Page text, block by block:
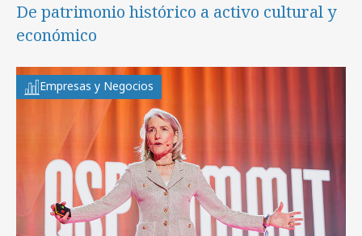
De patrimonio histórico a activo cultural y
económico
Empresas y Negocios